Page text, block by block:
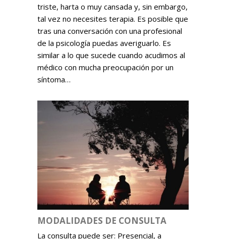
triste, harta o muy cansada y, sin embargo,
tal vez no necesites terapia. Es posible que
tras una conversación con una profesional
de la psicología puedas averiguarlo. Es
similar a lo que sucede cuando acudimos al
médico con mucha preocupación por un
síntoma…
MODALIDADES DE CONSULTA
La consulta puede ser: Presencial, a